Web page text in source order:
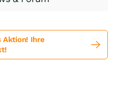
Aktion! Ihre